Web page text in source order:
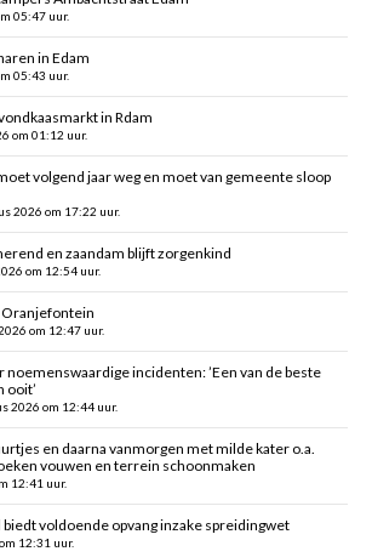
05:47 uur.
in Edam
05:43 uur.
in Rdam
om 01:12 uur.
volgend jaar weg en moet van gemeente sloop
2026 om 17:22 uur.
en zaandam blijft zorgenkind
om 12:54 uur.
om 12:47 uur.
noemenswaardige incidenten: ’Een van de beste
ooit’
2026 om 12:44 uur.
en daarna vanmorgen met milde kater o.a.
vouwen en terrein schoonmaken
12:41 uur.
voldoende opvang inzake spreidingwet
12:31 uur.